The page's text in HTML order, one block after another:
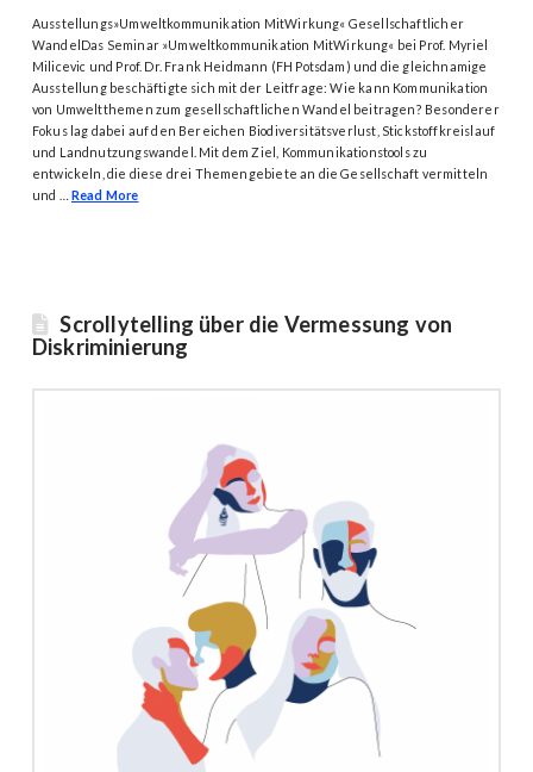
Ausstellungs»Umweltkommunikation MitWirkung« Gesellschaftlicher
WandelDas Seminar »Umweltkommunikation MitWirkung« bei Prof. Myriel
Milicevic und Prof. Dr. Frank Heidmann (FH Potsdam) und die gleichnamige
Ausstellung beschäftigte sich mit der Leitfrage: Wie kann Kommunikation
von Umweltthemen zum gesellschaftlichen Wandel beitragen? Besonderer
Fokus lag dabei auf den Bereichen Biodiversitätsverlust, Stickstoffkreislauf
und Landnutzungswandel. Mit dem Ziel, Kommunikationstools zu
entwickeln, die diese drei Themengebiete an die Gesellschaft vermitteln
und … Read More
Scrollytelling über die Vermessung von
Diskriminierung